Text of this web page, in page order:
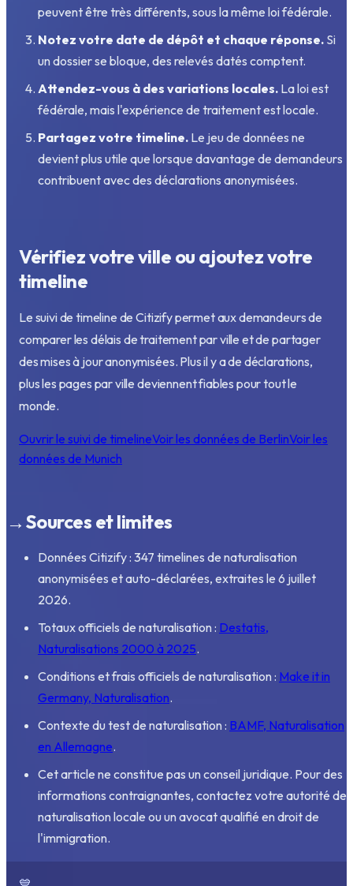
peuvent être très différents, sous la même loi fédérale.
Notez votre date de dépôt et chaque réponse. Si
un dossier se bloque, des relevés datés comptent.
Attendez-vous à des variations locales. La loi est
fédérale, mais l'expérience de traitement est locale.
Partagez votre timeline. Le jeu de données ne
devient plus utile que lorsque davantage de demandeurs
contribuent avec des déclarations anonymisées.
Vérifiez votre ville ou ajoutez votre
timeline
Le suivi de timeline de Citizify permet aux demandeurs de
comparer les délais de traitement par ville et de partager
des mises à jour anonymisées. Plus il y a de déclarations,
plus les pages par ville deviennent fiables pour tout le
monde.
Ouvrir le suivi de timelineVoir les données de BerlinVoir les
données de Munich
→ Sources et limites
Données Citizify : 347 timelines de naturalisation
anonymisées et auto-déclarées, extraites le 6 juillet
2026.
Totaux officiels de naturalisation : Destatis,
Naturalisations 2000 à 2025.
Conditions et frais officiels de naturalisation : Make it in
Germany, Naturalisation.
Contexte du test de naturalisation : BAMF, Naturalisation
en Allemagne.
Cet article ne constitue pas un conseil juridique. Pour des
informations contraignantes, contactez votre autorité de
naturalisation locale ou un avocat qualifié en droit de
l'immigration.